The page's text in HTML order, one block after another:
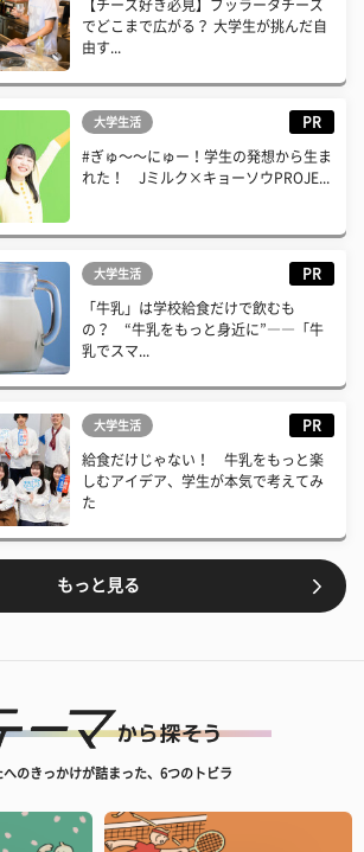
【チーズ好き必見】ブッラータチーズ
でどこまで広がる？ 大学生が挑んだ自
由す...
大学生活 PR
#ぎゅ〜〜にゅー！学生の発想から生ま
れた！ Jミルク×キョーソウPROJE...
大学生活 PR
「牛乳」は学校給食だけで飲むも
の？ “牛乳をもっと身近に”――「牛
乳でスマ...
大学生活 PR
給食だけじゃない！ 牛乳をもっと楽
しむアイデア、学生が本気で考えてみ
た
もっと見る
へのきっかけが詰まった、6つのトビラ